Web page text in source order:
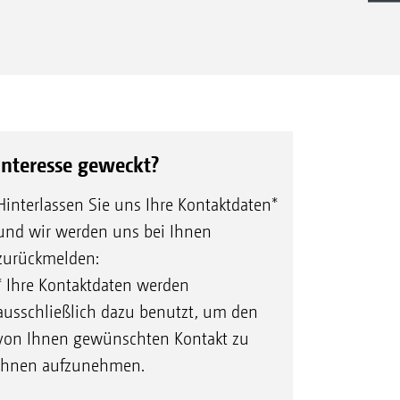
Rapsstoppeln,
in Zwischenfruchtbeständen
Strohverteilung
mit Feinerde
optimaler Rückverfestigung für
geweckt?
Sie uns Ihre Kontaktdaten*
wir werden uns bei Ihnen
Ihre Kontaktdaten werden
dazu benutzt, um den
Ihnen gewünschten Kontakt zu
aufzunehmen.